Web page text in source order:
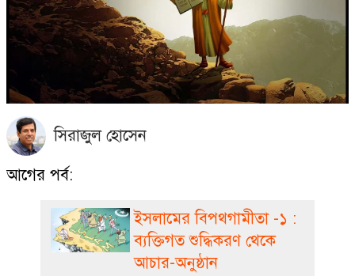
সিরাজুল হোসেন
আগের পর্ব:
ইসলামের বিপথগামীতা -১ :
ব্যক্তিগত শুদ্ধিকরণ থেকে
আচার-অনুষ্ঠান